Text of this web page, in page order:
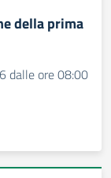
della prima
dalle ore 08:00